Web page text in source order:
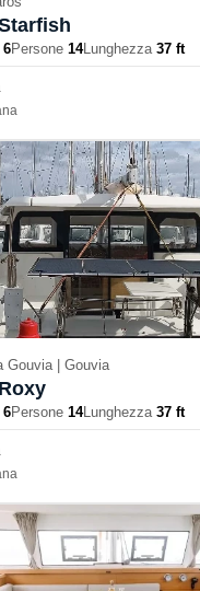
6Persone 14Lunghezza 37 ft
Gouvia | Gouvia
6Persone 14Lunghezza 37 ft